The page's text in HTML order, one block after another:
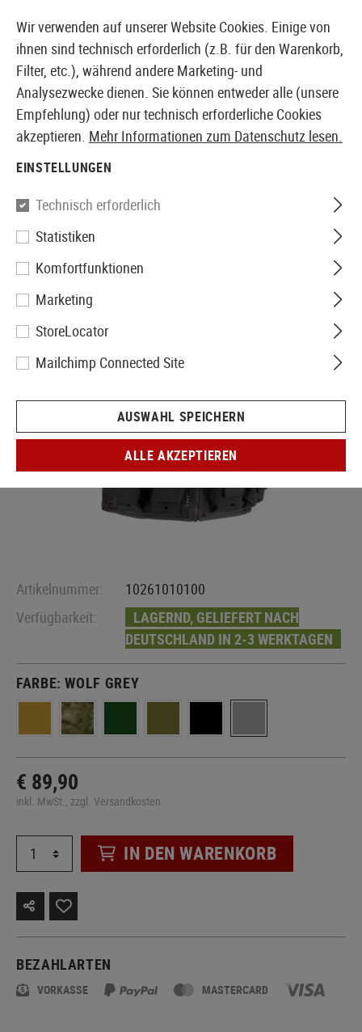
EUROPÄISCHER AIRSOFT SHOP & GROßHÄNDLER
Invader Gear
Mission Vest
Artikelnummer:
10261010100
Verfügbarkeit:
LAGERND, GELIEFERT NACH
DEUTSCHLAND IN 2-3 WERKTAGEN
FARBE:WOLF GREY
€ 89,90
inkl. MwSt., zzgl. Versandkosten
IN DEN WARENKORB
BEZAHLARTEN
VORKASSE MASTERCARD
Wir verwenden auf unserer Website Cookies. Einige von
ihnen sind technisch erforderlich (z.B. für den Warenkorb,
Filter, etc.), während andere Marketing- und
Analysezwecke dienen. Sie können entweder alle (unsere
Empfehlung) oder nur technisch erforderliche Cookies
akzeptieren. Mehr Informationen zum Datenschutz lesen.
EINSTELLUNGEN
Technisch erforderlich
Statistiken
Komfortfunktionen
Marketing
StoreLocator
Mailchimp Connected Site
AUSWAHL SPEICHERN
ALLE AKZEPTIEREN